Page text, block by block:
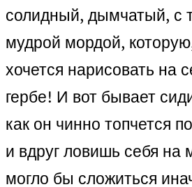
солидный, дымчатый, с
мудрой мордой,
хочется нарисовать на
гербе! И вот бывает
как он чинно топчется
и вдруг ловишь себя на
могло бы сложиться